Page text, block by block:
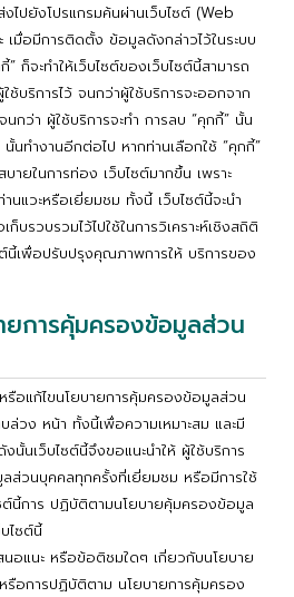
ไปยังโปรแกรมค้นผ่านเว็บไซต์ (Web
เมื่อมีการติดตั้ง ข้อมูลดังกล่าวไว้ในระบบ
ก็จะทำให้เว็บไซต์ของเว็บไซต์นี้สามารถ
บริการไว้ จนกว่าผู้ใช้บริการจะออกจาก
กว่า ผู้ใช้บริการจะทำ การลบ “คุกกี้” นั้น
นทำงานอีกต่อไป หากท่านเลือกใช้ “คุกกี้”
ายในการท่อง เว็บไซต์มากขึ้น เพราะ
นแวะหรือเยี่ยมชม ทั้งนี้ เว็บไซต์นี้จะนำ
บรวบรวมไว้ไปใช้ในการวิเคราะห์เชิงสถิติ
นี้เพื่อปรับปรุงคุณภาพการให้ บริการของ
ยการคุ้มครองข้อมูลส่วน
รือแก้ไขนโยบายการคุ้มครองข้อมูลส่วน
ล่วง หน้า ทั้งนี้เพื่อความเหมาะสม และมี
นั้นเว็บไซต์นี้จึงขอแนะนำให้ ผู้ใช้บริการ
ส่วนบุคคลทุกครั้งที่เยี่ยมชม หรือมีการใช้
ต์นี้การ ปฏิบัติตามนโยบายคุ้มครองข้อมูล
ไซต์นี้
อแนะ หรือข้อติชมใดๆ เกี่ยวกับนโยบาย
อการปฏิบัติตาม นโยบายการคุ้มครอง